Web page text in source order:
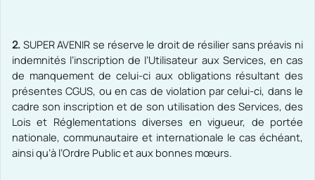
2. SUPER AVENIR se réserve le droit de résilier sans préavis ni
indemnités l’inscription de l’Utilisateur aux Services, en cas
de manquement de celui-ci aux obligations résultant des
présentes CGUS, ou en cas de violation par celui-ci, dans le
cadre son inscription et de son utilisation des Services, des
Lois et Réglementations diverses en vigueur, de portée
nationale, communautaire et internationale le cas échéant,
ainsi qu’à l’Ordre Public et aux bonnes mœurs.